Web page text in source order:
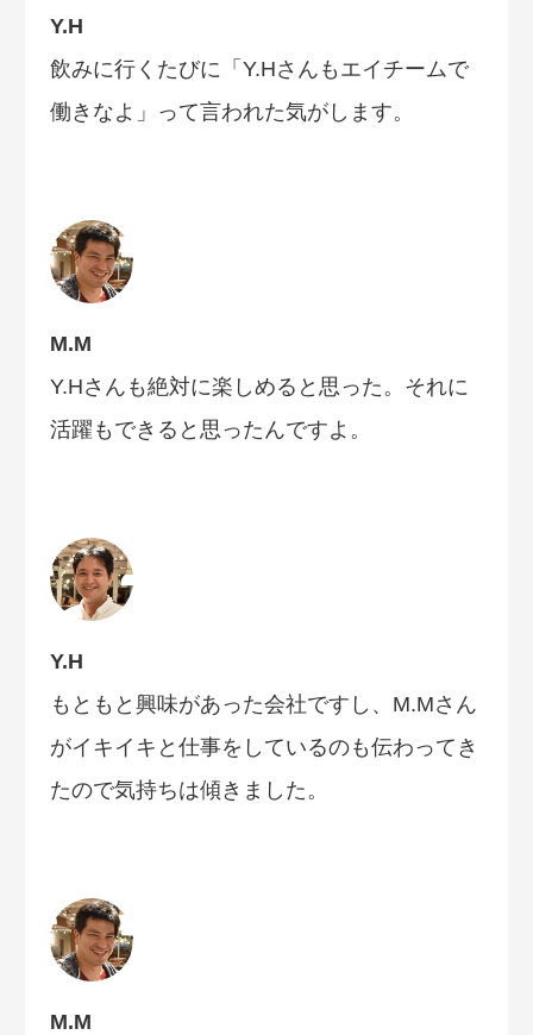
Y.H
飲みに行くたびに「Y.Hさんもエイチームで
働きなよ」って言われた気がします。
M.M
Y.Hさんも絶対に楽しめると思った。それに
活躍もできると思ったんですよ。
Y.H
もともと興味があった会社ですし、M.Mさん
がイキイキと仕事をしているのも伝わってき
たので気持ちは傾きました。
M.M